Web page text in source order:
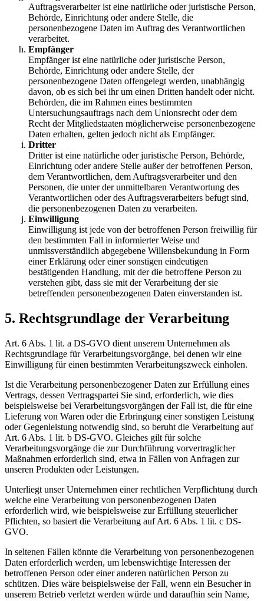
Auftragsverarbeiter ist eine natürliche oder juristische Person,
Behörde, Einrichtung oder andere Stelle, die
personenbezogene Daten im Auftrag des Verantwortlichen
verarbeitet.
Empfänger
Empfänger ist eine natürliche oder juristische Person,
Behörde, Einrichtung oder andere Stelle, der
personenbezogene Daten offengelegt werden, unabhängig
davon, ob es sich bei ihr um einen Dritten handelt oder nicht.
Behörden, die im Rahmen eines bestimmten
Untersuchungsauftrags nach dem Unionsrecht oder dem
Recht der Mitgliedstaaten möglicherweise personenbezogene
Daten erhalten, gelten jedoch nicht als Empfänger.
Dritter
Dritter ist eine natürliche oder juristische Person, Behörde,
Einrichtung oder andere Stelle außer der betroffenen Person,
dem Verantwortlichen, dem Auftragsverarbeiter und den
Personen, die unter der unmittelbaren Verantwortung des
Verantwortlichen oder des Auftragsverarbeiters befugt sind,
die personenbezogenen Daten zu verarbeiten.
Einwilligung
Einwilligung ist jede von der betroffenen Person freiwillig für
den bestimmten Fall in informierter Weise und
unmissverständlich abgegebene Willensbekundung in Form
einer Erklärung oder einer sonstigen eindeutigen
bestätigenden Handlung, mit der die betroffene Person zu
verstehen gibt, dass sie mit der Verarbeitung der sie
betreffenden personenbezogenen Daten einverstanden ist.
5. Rechtsgrundlage der Verarbeitung
Art. 6 Abs. 1 lit. a DS-GVO dient unserem Unternehmen als
Rechtsgrundlage für Verarbeitungsvorgänge, bei denen wir eine
Einwilligung für einen bestimmten Verarbeitungszweck einholen.
Ist die Verarbeitung personenbezogener Daten zur Erfüllung eines
Vertrags, dessen Vertragspartei Sie sind, erforderlich, wie dies
beispielsweise bei Verarbeitungsvorgängen der Fall ist, die für eine
Lieferung von Waren oder die Erbringung einer sonstigen Leistung
oder Gegenleistung notwendig sind, so beruht die Verarbeitung auf
Art. 6 Abs. 1 lit. b DS-GVO. Gleiches gilt für solche
Verarbeitungsvorgänge die zur Durchführung vorvertraglicher
Maßnahmen erforderlich sind, etwa in Fällen von Anfragen zur
unseren Produkten oder Leistungen.
Unterliegt unser Unternehmen einer rechtlichen Verpflichtung durch
welche eine Verarbeitung von personenbezogenen Daten
erforderlich wird, wie beispielsweise zur Erfüllung steuerlicher
Pflichten, so basiert die Verarbeitung auf Art. 6 Abs. 1 lit. c DS-
GVO.
In seltenen Fällen könnte die Verarbeitung von personenbezogenen
Daten erforderlich werden, um lebenswichtige Interessen der
betroffenen Person oder einer anderen natürlichen Person zu
schützen. Dies wäre beispielsweise der Fall, wenn ein Besucher in
unserem Betrieb verletzt werden würde und daraufhin sein Name,